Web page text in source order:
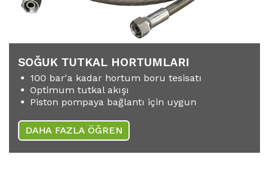
SOĞUK TUTKAL HORTUMLARI
100 bar'a kadar hortum boru tesisatı
Optimum tutkal akışı
Piston pompaya bağlantı için uygun
DAHA FAZLA ÖĞREN